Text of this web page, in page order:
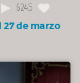
2025.
la ejecución del
6245
de marzo